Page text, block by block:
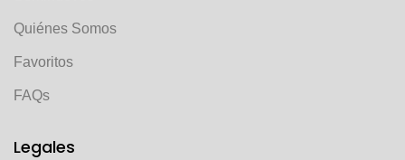
Quiénes Somos
Favoritos
FAQs
Legales